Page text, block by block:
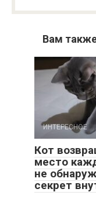
Вам
ИНТЕРЕСНОЕ
Кот
место
не
секрет